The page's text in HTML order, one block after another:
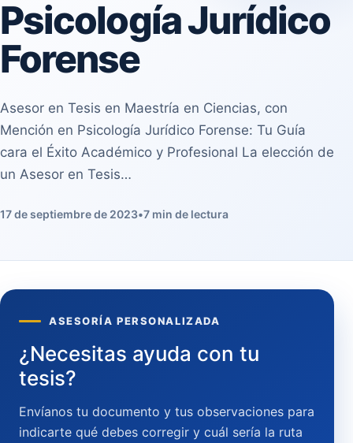
Psicología Jurídico
Forense
Asesor en Tesis en Maestría en Ciencias, con
Mención en Psicología Jurídico Forense: Tu Guía
cara el Éxito Académico y Profesional La elección de
un Asesor en Tesis…
17 de septiembre de 2023•7 min de lectura
ASESORÍA PERSONALIZADA
¿Necesitas ayuda con tu
tesis?
Envíanos tu documento y tus observaciones para
indicarte qué debes corregir y cuál sería la ruta